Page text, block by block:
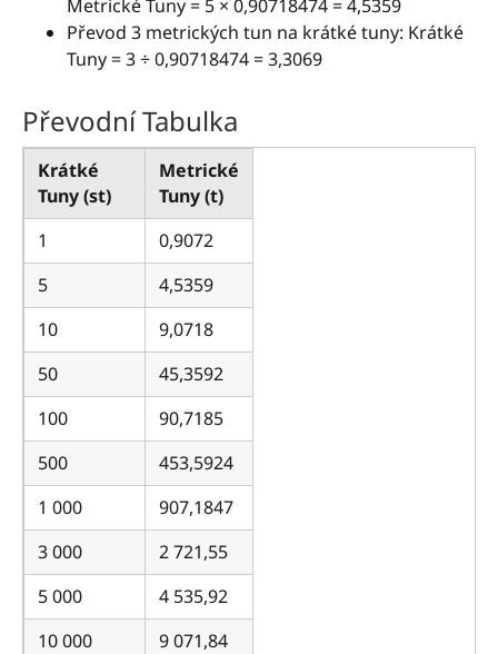
Metrické Tuny = 5 × 0,90718474 = 4,5359
Převod 3 metrických tun na krátké tuny: Krátké
Tuny = 3 ÷ 0,90718474 = 3,3069
Převodní Tabulka
Krátké
Tuny (st)
Metrické
Tuny (t)
1
0,9072
5
4,5359
10
9,0718
50
45,3592
100
90,7185
500
453,5924
1 000
907,1847
3 000
2 721,55
5 000
4 535,92
10 000
9 071,84